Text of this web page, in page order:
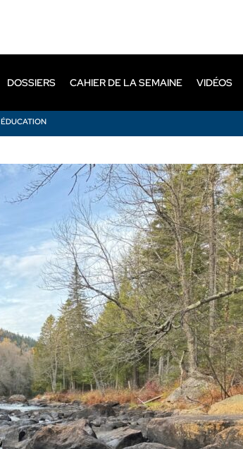
ÉDUCATION
DOSSIERS CAHIER DE LA SEMAINE VIDÉOS